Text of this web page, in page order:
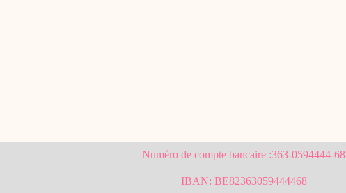
Numéro de compte bancaire :363-0594444-68
IBAN: BE82363059444468